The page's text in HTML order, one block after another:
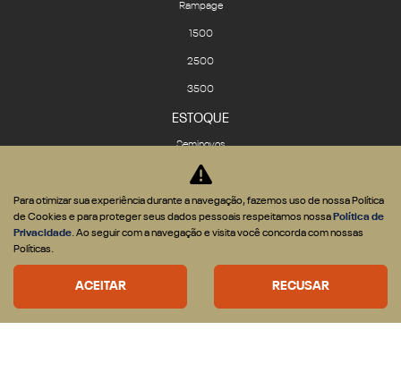
Rampage
1500
2500
3500
ESTOQUE
Seminovos
Novos
VENDAS DIRETAS
CNPJ e Microempresário
Governo
Para otimizar sua experiência durante a navegação, fazemos uso de nossa Política
de Cookies e para proteger seus dados pessoais respeitamos nossa Política de
Privacidade. Ao seguir com a navegação e visita você concorda com nossas
Políticas.
ACEITAR RECUSAR